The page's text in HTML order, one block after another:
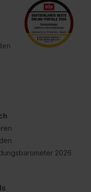
2026